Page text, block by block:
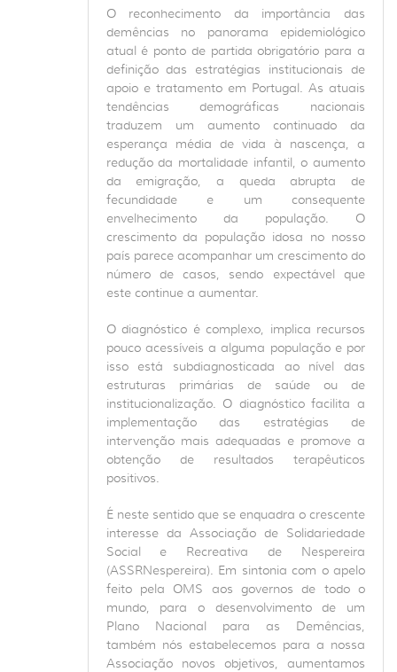
O reconhecimento da importância das
demências no panorama epidemiológico
atual é ponto de partida obrigatório para a
definição das estratégias institucionais de
apoio e tratamento em Portugal. As atuais
tendências demográficas nacionais
traduzem um aumento continuado da
esperança média de vida à nascença, a
redução da mortalidade infantil, o aumento
da emigração, a queda abrupta de
fecundidade e um consequente
envelhecimento da população. O
crescimento da população idosa no nosso
país parece acompanhar um crescimento do
número de casos, sendo expectável que
este continue a aumentar.
O diagnóstico é complexo, implica recursos
pouco acessíveis a alguma população e por
isso está subdiagnosticada ao nível das
estruturas primárias de saúde ou de
institucionalização. O diagnóstico facilita a
implementação das estratégias de
intervenção mais adequadas e promove a
obtenção de resultados terapêuticos
positivos.
É neste sentido que se enquadra o crescente
interesse da Associação de Solidariedade
Social e Recreativa de Nespereira
(ASSRNespereira). Em sintonia com o apelo
feito pela OMS aos governos de todo o
mundo, para o desenvolvimento de um
Plano Nacional para as Demências,
também nós estabelecemos para a nossa
Associação novos objetivos, aumentamos